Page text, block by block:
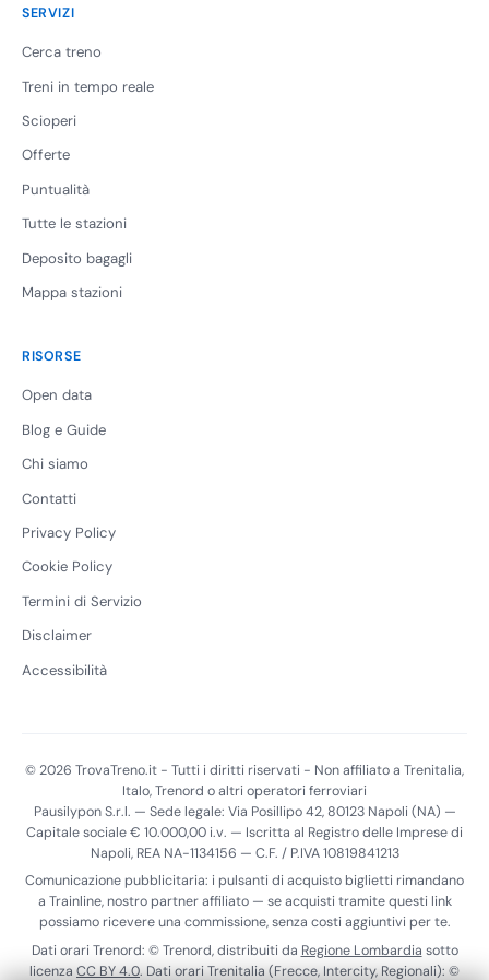
SERVIZI
Cerca treno
Treni in tempo reale
Scioperi
Offerte
Puntualità
Tutte le stazioni
Deposito bagagli
Mappa stazioni
RISORSE
Open data
Blog e Guide
Chi siamo
Contatti
Privacy Policy
Cookie Policy
Termini di Servizio
Disclaimer
Accessibilità
© 2026 TrovaTreno.it - Tutti i diritti riservati - Non affiliato a Trenitalia,
Italo, Trenord o altri operatori ferroviari
Pausilypon S.r.l. — Sede legale: Via Posillipo 42, 80123 Napoli (NA) —
Capitale sociale € 10.000,00 i.v. — Iscritta al Registro delle Imprese di
Napoli, REA NA-1134156 — C.F. / P.IVA 10819841213
Comunicazione pubblicitaria: i pulsanti di acquisto biglietti rimandano
a Trainline, nostro partner affiliato — se acquisti tramite questi link
possiamo ricevere una commissione, senza costi aggiuntivi per te.
Dati orari Trenord: © Trenord, distribuiti da Regione Lombardia sotto
licenzaCC BY 4.0. Dati orari Trenitalia (Frecce, Intercity, Regionali): ©